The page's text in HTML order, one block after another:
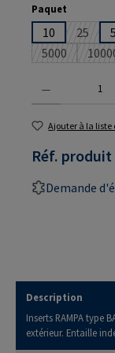
Sélectionnez
Paquet
10 25(Cette
5000(Cette
Ajouter à la liste
Réf. produit
Demande
Description
Inserts RAMPA type
extérieur. Entaille